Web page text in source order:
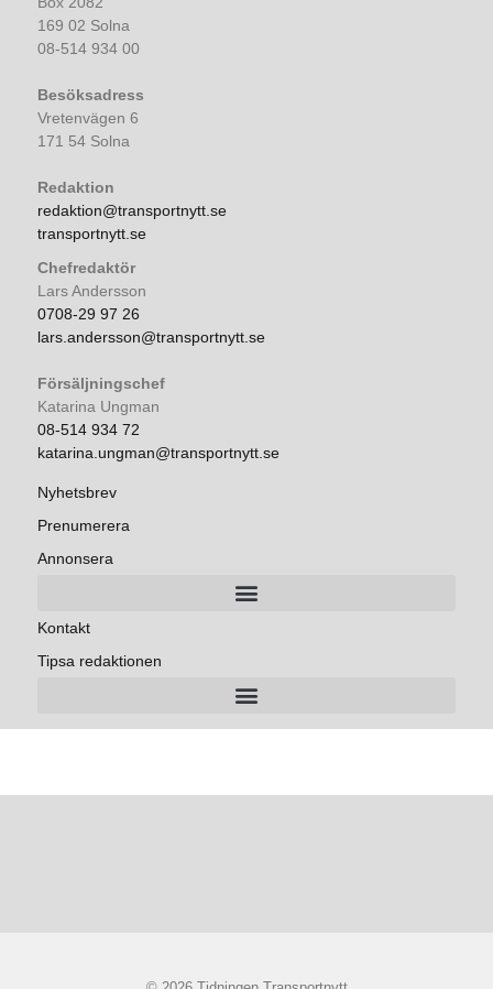
169 02 Solna
08-514 934 00
Besöksadress
Vretenvägen 6
171 54 Solna
Redaktion
redaktion@transportnytt.se
transportnytt.se
Chefredaktör
Lars Andersson
0708-29 97 26
lars.andersson@transportnytt.se
Försäljningschef
Katarina Ungman
08-514 934 72
katarina.ungman@transportnytt.se
Nyhetsbrev
Prenumerera
Annonsera
Kontakt
Tipsa redaktionen